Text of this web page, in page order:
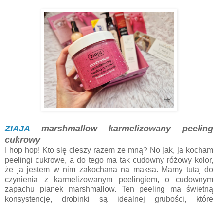
ZIAJA marshmallow karmelizowany peeling
cukrowy
I hop hop! Kto się cieszy razem ze mną? No jak, ja kocham
peelingi cukrowe, a do tego ma tak cudowny różowy kolor,
że ja jestem w nim zakochana na maksa. Mamy tutaj do
czynienia z karmelizowanym peelingiem, o cudownym
zapachu pianek marshmallow. Ten peeling ma świetną
konsystencję, drobinki są idealnej grubości, które